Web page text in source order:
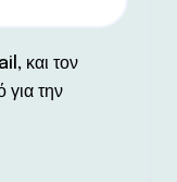
και τον
για την